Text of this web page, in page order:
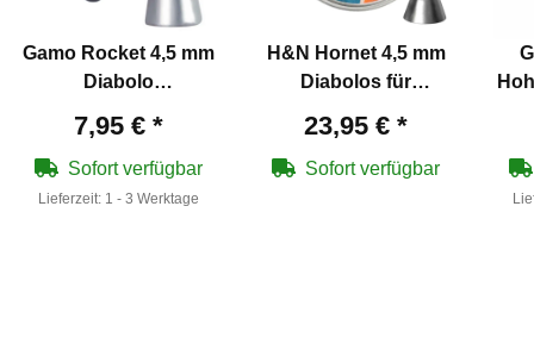
Gamo Rocket 4,5 mm
Diabolo
7,95 € *
Sofort verfügbar
Lieferzeit: 1 - 3 Werktage
H&N Hornet 4,5 mm
Diabolos für
23,95 € *
Sofort verfügbar